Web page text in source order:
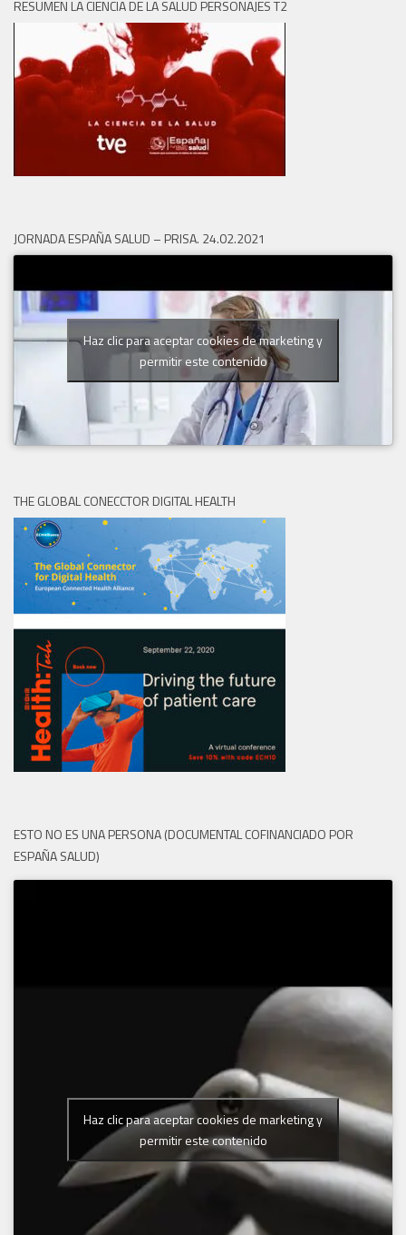
RESUMEN LA CIENCIA DE LA SALUD PERSONAJES T2
JORNADA ESPAÑA SALUD – PRISA. 24.02.2021
Haz clic para aceptar cookies de marketing y
permitir este contenido
THE GLOBAL CONECCTOR DIGITAL HEALTH
ESTO NO ES UNA PERSONA (DOCUMENTAL COFINANCIADO POR
ESPAÑA SALUD)
Haz clic para aceptar cookies de marketing y
permitir este contenido